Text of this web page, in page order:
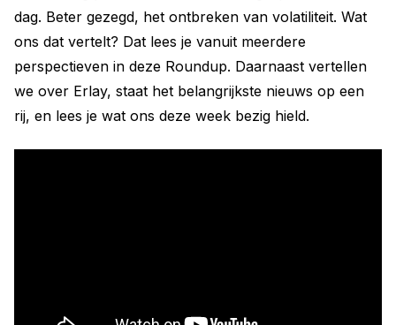
dag. Beter gezegd, het ontbreken van volatiliteit. Wat
ons dat vertelt? Dat lees je vanuit meerdere
perspectieven in deze Roundup. Daarnaast vertellen
we over Erlay, staat het belangrijkste nieuws op een
rij, en lees je wat ons deze week bezig hield.